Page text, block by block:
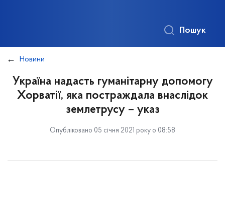
Пошук
Новини
Україна надасть гуманітарну допомогу
Хорватії, яка постраждала внаслідок
землетрусу – указ
Опубліковано 05 січня 2021 року о 08:58